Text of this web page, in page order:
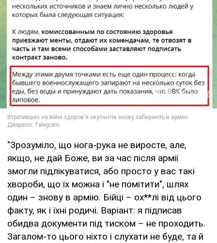
"Зрозуміло, що нога-рука не виросте, але,
якщо, не дай Боже, ви за час після армії
змогли підлікуватися, або просто у вас такі
хвороби, що їх можна і "не помітити", шлях
один – знову в армію. Бійці – ох**лі від цього
факту, як і їхні родичі. Варіант: я підписав
обидва документи під тиском – не проходить.
Загалом-то цього ніхто і слухати не буде, та й